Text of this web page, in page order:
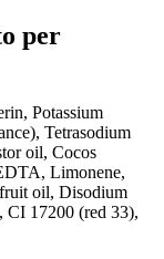
per
Potassium
Tetrasodium
oil, Cocos
Limonene,
oil, Disodium
CI 17200 (red 33),